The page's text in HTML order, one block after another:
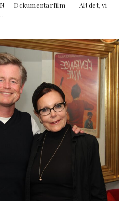
— Dokumentarfilm Alt det, vi